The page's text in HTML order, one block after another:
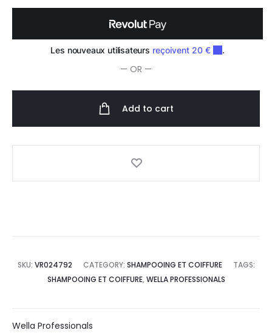
— OR —
Add to cart
SKU: VR024792 CATEGORY: SHAMPOOING ET COIFFURE
TAGS:
SHAMPOOING ET COIFFURE, WELLA PROFESSIONALS
Wella Professionals